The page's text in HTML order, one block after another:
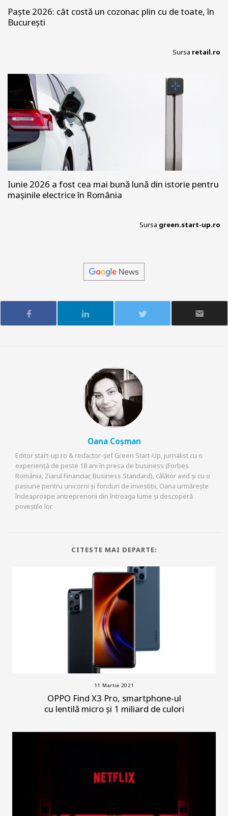
Paște 2026: cât costă un cozonac plin cu de toate, în
București
Sursa retail.ro
Iunie 2026 a fost cea mai bună lună din istorie pentru
mașinile electrice în România
Sursa green.start-up.ro
Oana Coșman
Editor start-up.ro & redactor-șef Green Start-Up, jurnalist cu o
experiență de peste 18 ani în presa de business (Forbes
România, Ziarul Financiar, Business Standard), călător avid și cu o
pasiune pentru unicorni și fonduri de investiții, Oana urmărește
îndeaproape antreprenorii din întreaga lume și descoperă
poveștile lor.
CITESTE MAI DEPARTE:
11 Martie 2021
OPPO Find X3 Pro, smartphone-ul
cu lentilă micro și 1 miliard de culori